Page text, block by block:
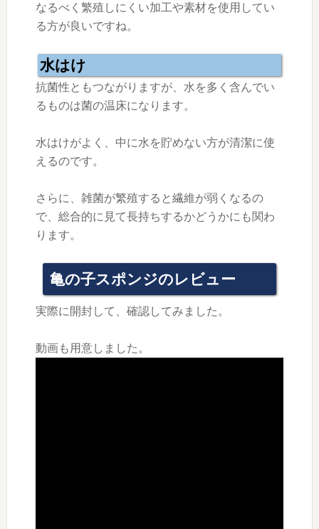
なるべく繁殖しにくい加工や素材を使用してい
る方が良いですね。
水はけ
抗菌性ともつながりますが、水を多く含んでい
るものは菌の温床になります。
水はけがよく、中に水を貯めない方が清潔に使
えるのです。
さらに、雑菌が繁殖すると繊維が弱くなるの
で、総合的に見て長持ちするかどうかにも関わ
ります。
亀の子スポンジのレビュー
実際に開封して、確認してみました。
動画も用意しました。